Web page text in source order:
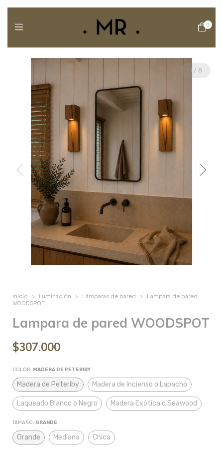
0
1 / 8
Inicio > Iluminación > Lámparas de pared >
Lampara de pared
WOODSPOT
Lampara de pared WOODSPOT
$307.000
COLOR: MADERA DE PETERIBY
Madera de Peteriby Madera de Incienso o Lapacho
Laqueado Blanco o Negro Madera Exótica o Seawood
TAMAÑO: GRANDE
Grande Mediana Chica